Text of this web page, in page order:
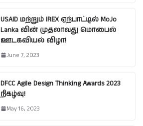
USAID மற்றும் IREX ஏற்பாட்டில் MoJo
Lanka வின் முதலாவது மொபைல்
ஊடகவியல் விழா!
June 7, 2023
DFCC Agile Design Thinking Awards 2023
நிகழ்வு!
May 16, 2023